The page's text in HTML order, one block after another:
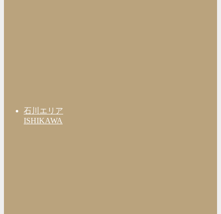
石川エリア
ISHIKAWA